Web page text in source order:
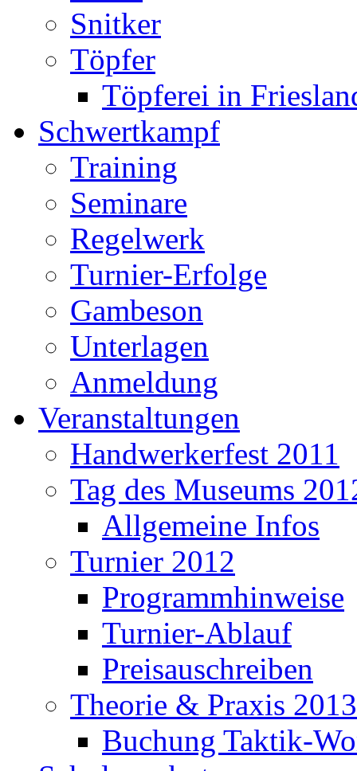
Snitker
Töpfer
Töpferei in
Schwertkampf
Training
Seminare
Regelwerk
Turnier-Erfolge
Gambeson
Unterlagen
Anmeldung
Veranstaltungen
Handwerkerfest 2011
Tag des Museums
Allgemeine Infos
Turnier 2012
Programmhinweise
Turnier-Ablauf
Preisauschreiben
Theorie & Praxis 2013
Buchung Taktik-